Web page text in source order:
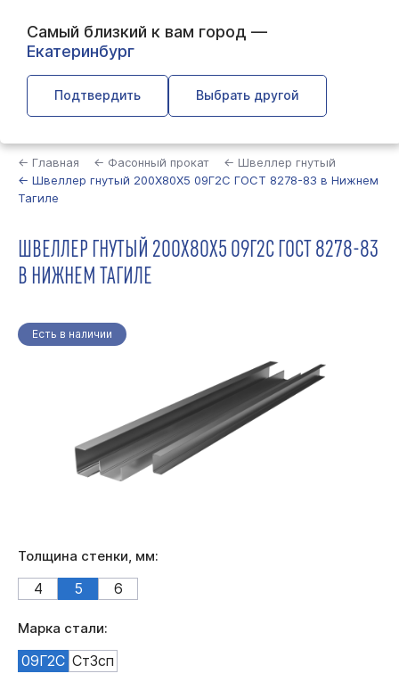
Самый близкий к вам город —
Екатеринбург
Подтвердить Выбрать другой
← Главная ← Фасонный прокат
← Швеллер гнутый
← Швеллер гнутый 200Х80Х5 09Г2С ГОСТ 8278-83 в Нижнем
Тагиле
ШВЕЛЛЕР ГНУТЫЙ 200Х80Х5 09Г2С ГОСТ 8278-83
В НИЖНЕМ ТАГИЛЕ
Есть в наличии
Толщина стенки, мм:
4 5 6
Марка стали:
09Г2С Ст3сп